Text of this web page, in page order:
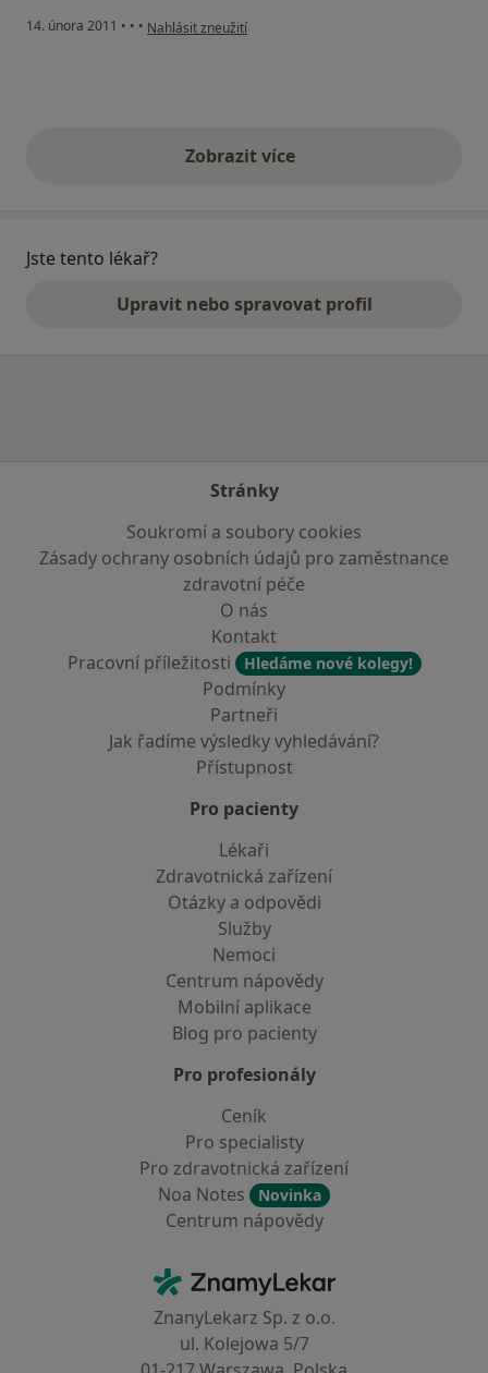
14. února 2011 • • • podle názoru uživatele Váš účet byl odstraněn
Nahlásit zneužití
Zobrazit vícevýše uvedené názory
Jste tento lékař?
Upravit nebo spravovat profil
Stránky
Soukromí a soubory cookies
Zásady ochrany osobních údajů pro zaměstnance
zdravotní péče
O nás
Kontakt
Pracovní příležitosti
Hledáme nové kolegy!
Podmínky
Partneři
Jak řadíme výsledky vyhledávání?
Přístupnost
Pro pacienty
Lékaři
Zdravotnická zařízení
Otázky a odpovědi
Služby
Nemoci
Centrum nápovědy
Mobilní aplikace
Blog pro pacienty
Pro profesionály
Ceník
Pro specialisty
Pro zdravotnická zařízení
Noa Notes
Novinka
Centrum nápovědy
ZnamyLekar - Hlavní stránka
ZnanyLekarz Sp. z o.o.
ul. Kolejowa 5/7